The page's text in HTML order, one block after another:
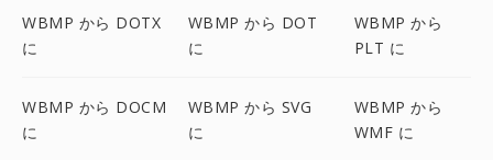
WBMP から DOTX
に
WBMP から DOT
に
WBMP から
PLT に
WBMP から DOCM
に
WBMP から SVG
に
WBMP から
WMF に